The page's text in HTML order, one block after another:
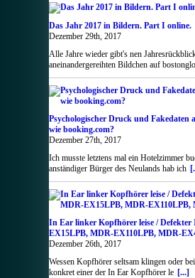
Das Jahr 2017 in Bildern. Part I online.
Dezember 29th, 2017
Alle Jahre wieder gibt's nen
aneinandergereihten Bildchen auf
Psychologischer Druck und Fakedaten
wie booking.com?
Dezember 27th, 2017
Ich musste letztens mal ein Hotelzimmer
anständiger Bürger des Neulands hab ich
In Ear linker Kopfhörer leise /
EX15LPB, MDR-EX110LPB, MDR-
Dezember 26th, 2017
Wessen Kopfhörer seltsam klingen oder
konkret einer der In Ear Kopfhörer le [...]